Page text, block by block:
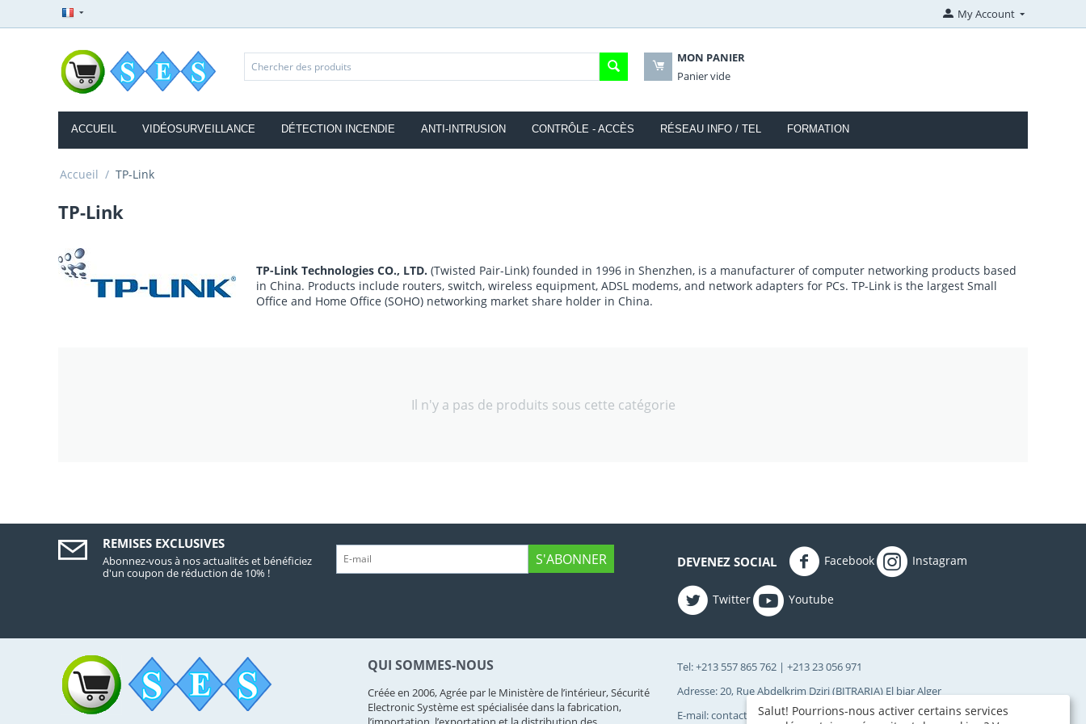
My Account
MON PANIER
Panier vide
ACCUEIL VIDÉOSURVEILLANCE DÉTECTION INCENDIE ANTI-INTRUSION CONTRÔLE - ACCÈS RÉSEAU INFO / TEL FORMATION
Accueil / TP-Link
TP-Link
TP-Link Technologies CO., LTD. (Twisted Pair-Link) founded in 1996 in Shenzhen, is a manufacturer of computer networking products based
in China. Products include routers, switch, wireless equipment, ADSL modems, and network adapters for PCs. TP-Link is the largest Small
Office and Home Office (SOHO) networking market share holder in China.
Il n'y a pas de produits sous cette catégorie
REMISES EXCLUSIVES
Abonnez-vous à nos actualités et bénéficiez
d'un coupon de réduction de 10% !
S'ABONNER DEVENEZ SOCIAL Facebook Instagram
Twitter Youtube
QUI SOMMES-NOUS
Créée en 2006, Agrée par le Ministère de l’intérieur, Sécurité
Electronic Système est spécialisée dans la fabrication,
Tel: +213 557 865 762 | +213 23 056 971
Adresse: 20, Rue Abdelkrim Dziri (BITRARIA) El biar Alger
E-mail: contact@eurlses.comSalut! Pourrions-nous activer certains services